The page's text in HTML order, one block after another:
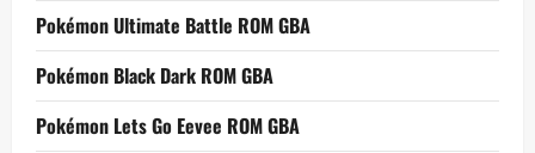
Pokémon Ultimate Battle ROM GBA
Pokémon Black Dark ROM GBA
Pokémon Lets Go Eevee ROM GBA